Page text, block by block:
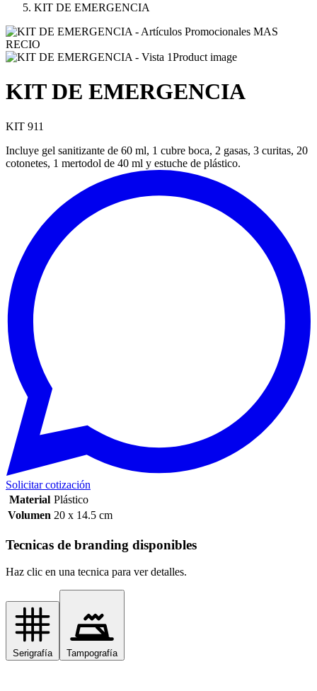
KIT DE EMERGENCIA
Product image
KIT DE EMERGENCIA
KIT 911
Incluye gel sanitizante de 60 ml, 1 cubre boca, 2 gasas, 3 curitas, 20
cotonetes, 1 mertodol de 40 ml y estuche de plástico.
Solicitar cotización
Material Plástico
Volumen 20 x 14.5 cm
Tecnicas de branding disponibles
Haz clic en una tecnica para ver detalles.
Serigrafía Tampografía